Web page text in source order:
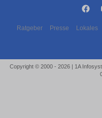
Ratgeber Presse Lokales
Copyright © 2000 - 2026 | 1A